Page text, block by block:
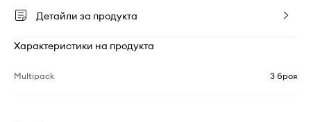
Детайли за продукта
Характеристики на продукта
Multipack 3 броя